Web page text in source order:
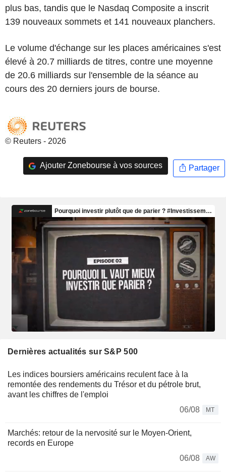
plus bas, tandis que le Nasdaq Composite a inscrit
139 nouveaux sommets et 141 nouveaux planchers.
Le volume d'échange sur les places américaines s'est
élevé à 20.7 milliards de titres, contre une moyenne
de 20.6 milliards sur l'ensemble de la séance au
cours des 20 derniers jours de bourse.
© Reuters - 2026
Ajouter Zonebourse à vos sources Partager
Dernières actualités sur S&P 500
Les indices boursiers américains reculent face à la
remontée des rendements du Trésor et du pétrole brut,
avant les chiffres de l'emploi
06/08
MT
Marchés: retour de la nervosité sur le Moyen-Orient,
records en Europe
06/08
AW